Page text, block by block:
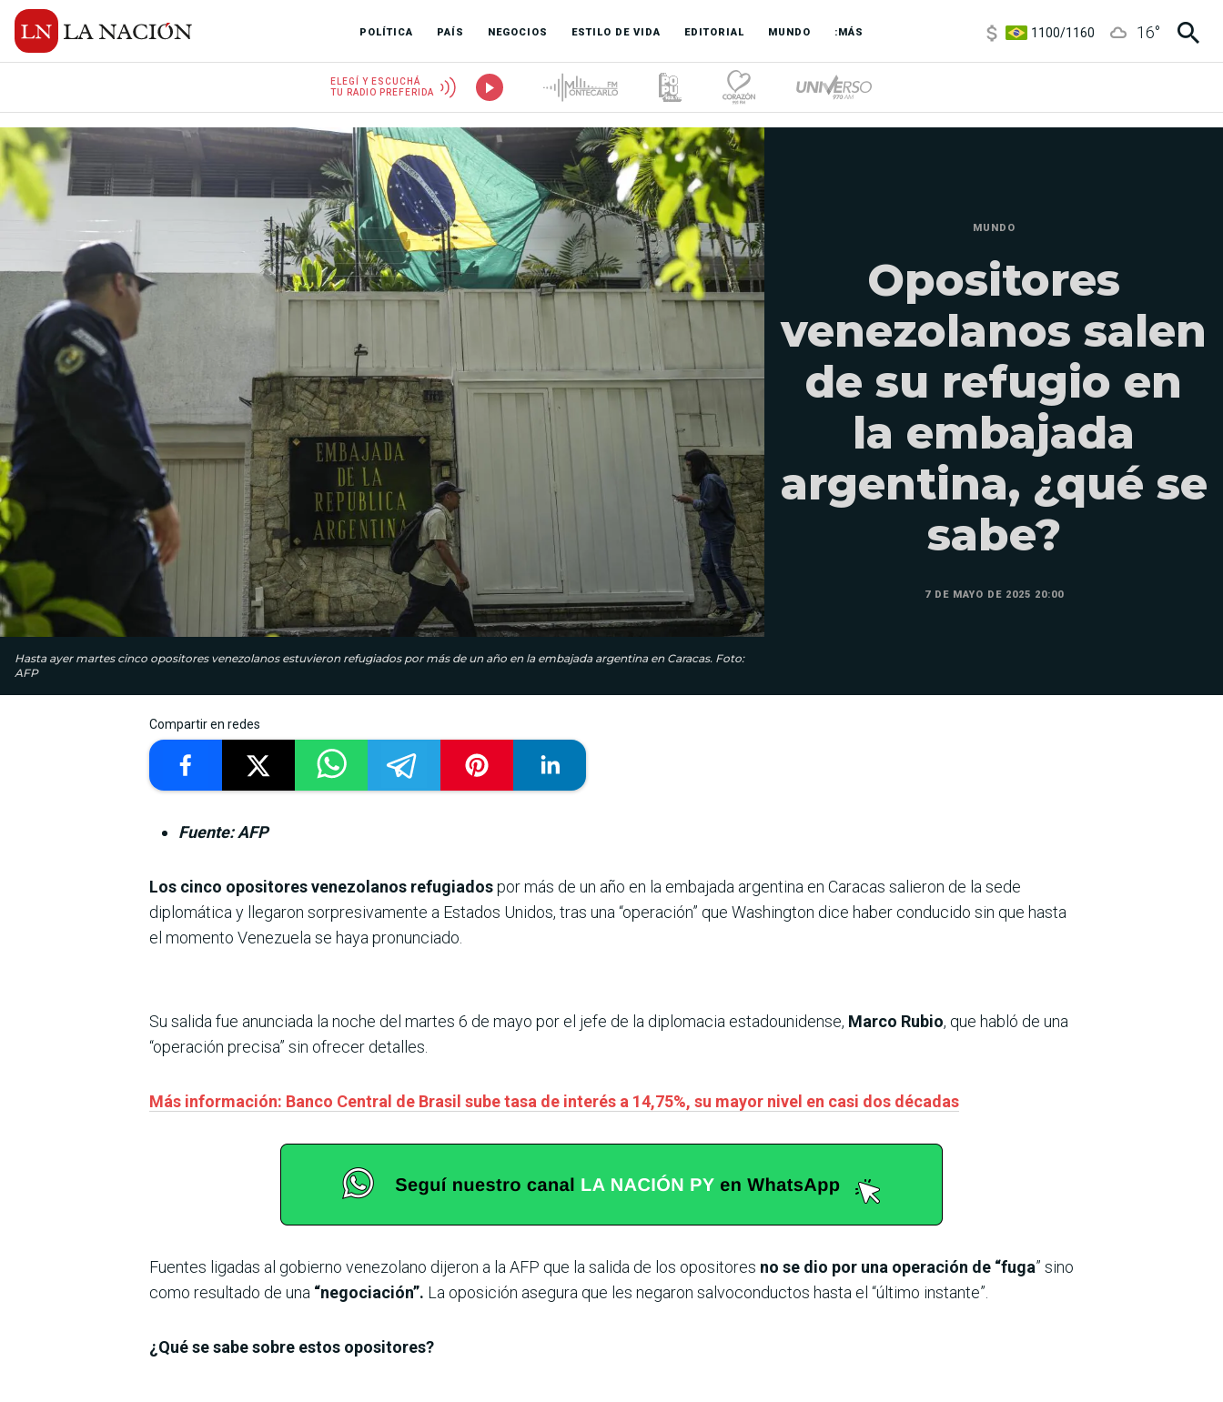
POLÍTICA PAÍS NEGOCIOS ESTILO DE VIDA EDITORIAL MUNDO :MÁS
3,8/4
6850/7200
16°
ELEGÍ Y ESCUCHÁ
TU RADIO PREFERIDA
Hasta ayer martes cinco opositores venezolanos estuvieron refugiados por más de un año en la embajada argentina en Caracas. Foto:
AFP
MUNDO
Opositores
venezolanos salen
de su refugio en
la embajada
argentina, ¿qué se
sabe?
7 DE MAYO DE 2025 20:00
Compartir en redes
Fuente: AFP
Los cinco opositores venezolanos refugiadospor más de un año en la embajada argentina en Caracas salieron de la sede
diplomática y llegaron sorpresivamente a Estados Unidos, tras una “operación” que Washington dice haber conducido sin que hasta
el momento Venezuela se haya pronunciado.
Su salida fue anunciada la noche del martes 6 de mayo por el jefe de la diplomacia estadounidense, Marco Rubio, que habló de una
“operación precisa” sin ofrecer detalles.
Más información: Banco Central de Brasil sube tasa de interés a 14,75%, su mayor nivel en casi dos décadas
Fuentes ligadas al gobierno venezolano dijeron a la AFP que la salida de los opositores no se dio por una operación de “fuga” sino
como resultado de una “negociación”. La oposición asegura que les negaron salvoconductos hasta el “último instante”.
¿Qué se sabe sobre estos opositores?